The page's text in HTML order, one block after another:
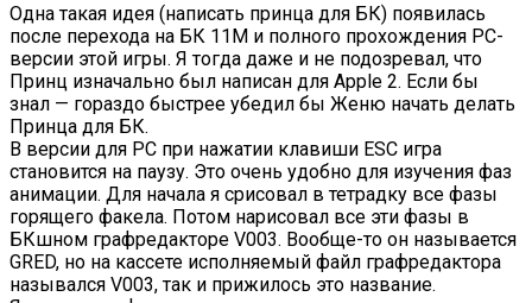
Одна такая идея (написать принца для БК) появилась
после перехода на БК 11М и полного прохождения PC-
версии этой игры. Я тогда даже и не подозревал, что
Принц изначально был написан для Apple 2. Если бы
знал — гораздо быстрее убедил бы Женю начать делать
Принца для БК.
В версии для PC при нажатии клавиши ESC игра
становится на паузу. Это очень удобно для изучения фаз
анимации. Для начала я срисовал в тетрадку все фазы
горящего факела. Потом нарисовал все эти фазы в
БКшном графредакторе V003. Вообще-то он называется
GRED, но на кассете исполняемый файл графредактора
назывался V003, так и прижилось это название.